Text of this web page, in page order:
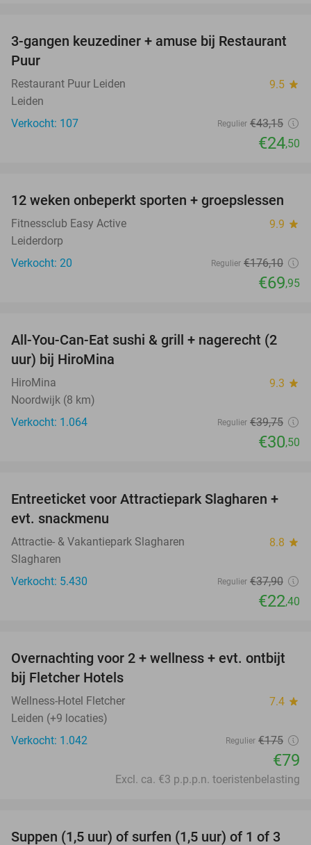
43%
3-gangen keuzediner + amuse bij Restaurant
Puur
Restaurant Puur Leiden 9.5 star
Leiden
Verkocht: 107
Regulier €43,15
€24,50
60%
12 weken onbeperkt sporten + groepslessen
Fitnessclub Easy Active 9.9 star
Leiderdorp
Verkocht: 20
Regulier €176,10
€69,95
23%
All-You-Can-Eat sushi & grill + nagerecht (2
uur) bij HiroMina
HiroMina 9.3 star
Noordwijk (8 km)
Verkocht: 1.064
Regulier €39,75
€30,50
41%
Entreeticket voor Attractiepark Slagharen +
evt. snackmenu
Attractie- & Vakantiepark Slagharen 8.8 star
Slagharen
Verkocht: 5.430
Regulier €37,90
€22,40
55%
Overnachting voor 2 + wellness + evt. ontbijt
bij Fletcher Hotels
Wellness-Hotel Fletcher 7.4 star
Leiden (+9 locaties)
Verkocht: 1.042
Regulier €175
€79
Excl. ca. €3 p.p.p.n. toeristenbelasting
Suppen (1,5 uur) of surfen (1,5 uur) of 1 of 3